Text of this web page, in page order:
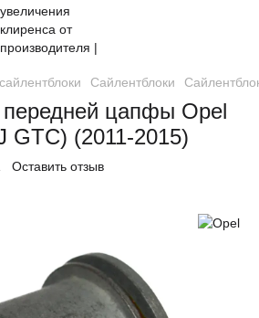
Сайлентблоки
цапфы Opel
GTC) (2011-2015)
Оставить отзыв